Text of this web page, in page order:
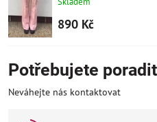
890 Kč
Potřebujete
Neváhejte nás kontaktovat